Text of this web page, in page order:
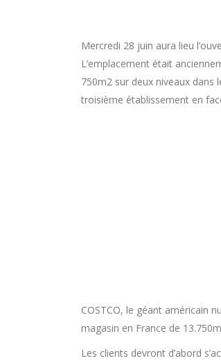
Mercredi 28 juin aura lieu
L’emplacement était
750m2 sur deux niveaux dans
troisième établissement en
COSTCO, le géant américain
magasin en France de
Les clients devront d’abord